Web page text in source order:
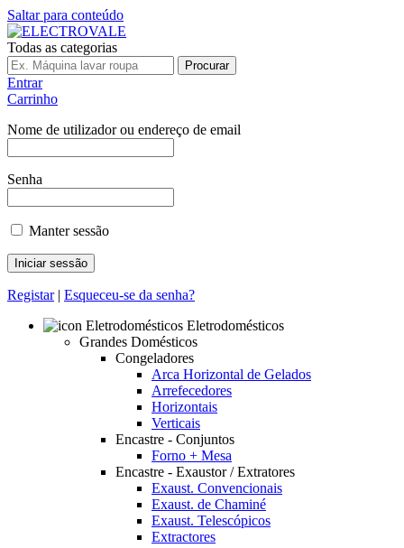
Saltar para conteúdo
Todas as categorias
Procurar
Entrar
Carrinho
Nome de utilizador ou endereço de email
Senha
Manter sessão
Registar| Esqueceu-se da senha?
Eletrodomésticos
Grandes Domésticos
Congeladores
Arca Horizontal de Gelados
Arrefecedores
Horizontais
Verticais
Encastre - Conjuntos
Forno + Mesa
Encastre - Exaustor / Extratores
Exaust. Convencionais
Exaust. de Chaminé
Exaust. Telescópicos
Extractores